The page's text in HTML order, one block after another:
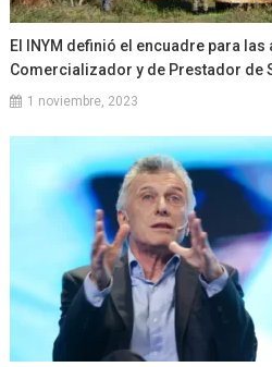
El INYM definió el encuadre para
Comercializador y de Prestador de
1 noviembre, 2023